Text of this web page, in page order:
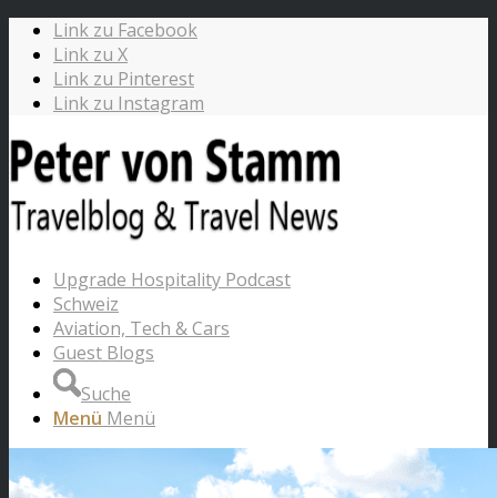
Link zu Facebook
Link zu X
Link zu Pinterest
Link zu Instagram
Upgrade Hospitality Podcast
Schweiz
Aviation, Tech & Cars
Guest Blogs
Suche
Menü Menü